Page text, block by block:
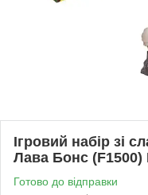
Ігровий набір зі
Лава Бонс (F1500)
Готово до відправки